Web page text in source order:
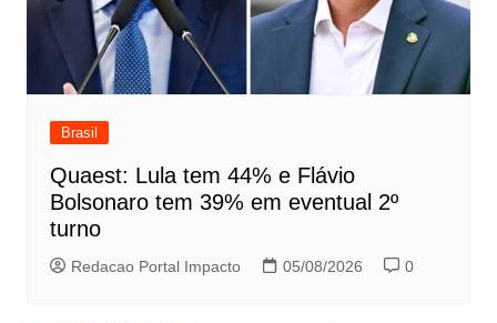
Brasil
Quaest: Lula tem 44% e Flávio
Bolsonaro tem 39% em eventual 2º
turno
Redacao Portal Impacto 05/08/2026 0